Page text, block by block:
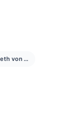
Elisabeth von Österreich